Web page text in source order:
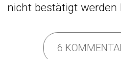
nicht bestätigt werden
6